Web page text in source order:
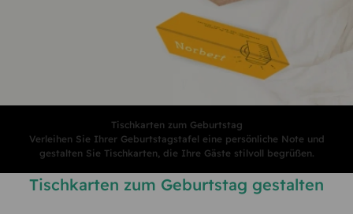
Tischkarten zum Geburtstag
Verleihen Sie Ihrer Geburtstagstafel eine persönliche Note und
gestalten Sie Tischkarten, die Ihre Gäste stilvoll begrüßen.
Tischkarten zum Geburtstag gestalten